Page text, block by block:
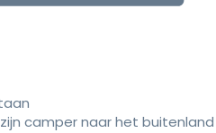
camper naar het buitenland